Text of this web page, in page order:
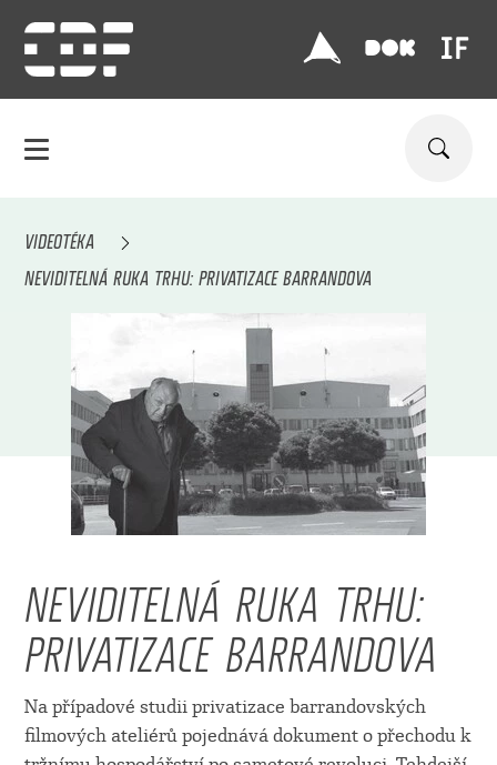
VIDEOTÉKA
NEVIDITELNÁ RUKA TRHU: PRIVATIZACE BARRANDOVA
NEVIDITELNÁ RUKA TRHU:
PRIVATIZACE BARRANDOVA
Na případové studii privatizace barrandovských
filmových ateliérů pojednává dokument o přechodu k